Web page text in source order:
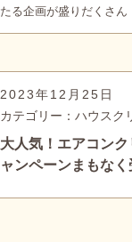
たる企画が盛りだくさん
2023年12月25日
カテゴリー：ハウスク
大人気！エアコン
ャンペーンまもなく